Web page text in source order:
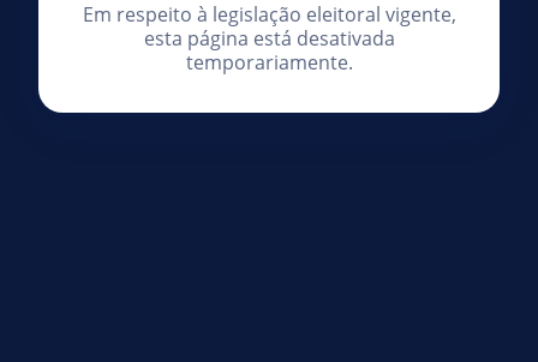
Em respeito à legislação eleitoral vigente,
esta página está desativada
temporariamente.